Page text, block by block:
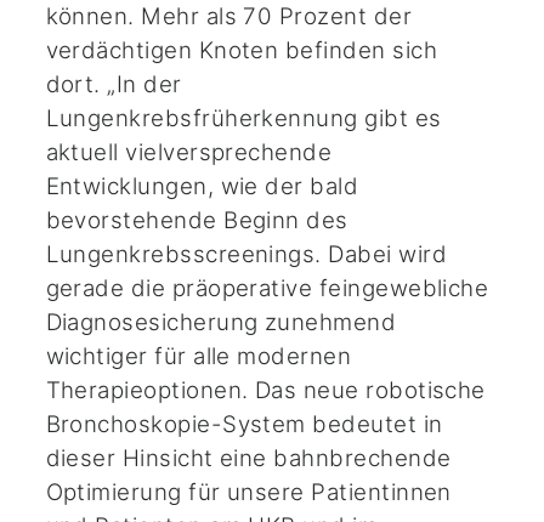
können. Mehr als 70 Prozent der
verdächtigen Knoten befinden sich
dort. „In der
Lungenkrebsfrüherkennung gibt es
aktuell vielversprechende
Entwicklungen, wie der bald
bevorstehende Beginn des
Lungenkrebsscreenings. Dabei wird
gerade die präoperative feingewebliche
Diagnosesicherung zunehmend
wichtiger für alle modernen
Therapieoptionen. Das neue robotische
Bronchoskopie-System bedeutet in
dieser Hinsicht eine bahnbrechende
Optimierung für unsere Patientinnen